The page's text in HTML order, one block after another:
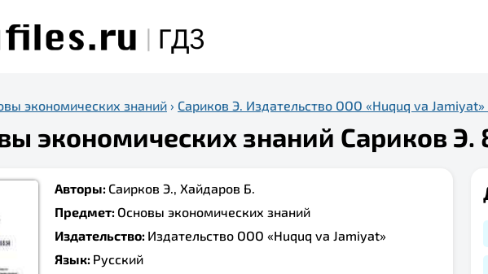
экономических знаний › Сариков Э. Издательство ООО «Huquq va Jamiyat»
экономических знаний Сариков Э.
Авторы: Саирков Э., Хайдаров Б.
Предмет: Основы экономических знаний
Издательство: Издательство ООО «Huquq va Jamiyat»
Язык: Русский